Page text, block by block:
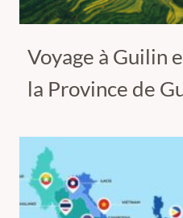
Voyage à Guilin
la Province de